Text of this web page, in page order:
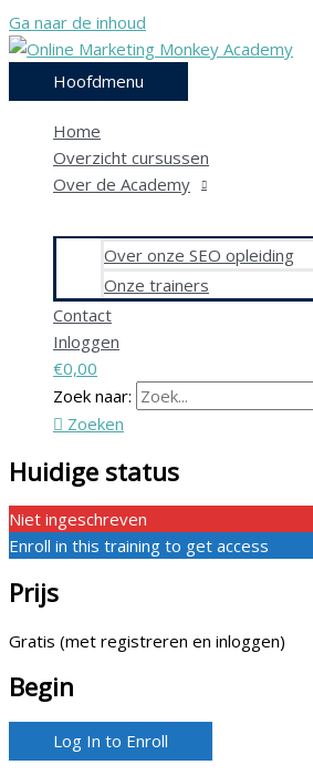
Ga naar de inhoud
Hoofdmenu
Home
Overzicht cursussen
Over de Academy
Over onze SEO opleiding
Onze trainers
Contact
Inloggen
€0,00
Zoek naar:
Zoeken
Huidige status
Niet ingeschreven
Enroll in this training to get access
Prijs
Gratis (met registreren en inloggen)
Begin
Log In to Enroll